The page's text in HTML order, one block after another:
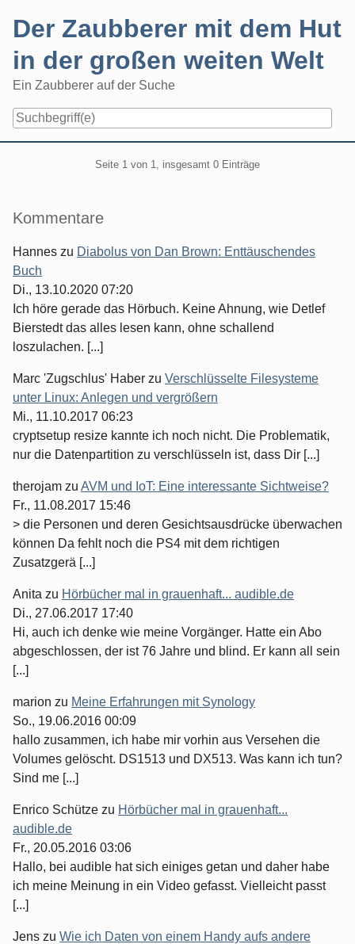
Der Zaubberer mit dem Hut
in der großen weiten Welt
Ein Zaubberer auf der Suche
Seite 1 von 1, insgesamt 0 Einträge
Seitenleiste
Kommentare
Hannes zu Diabolus von Dan Brown: Enttäuschendes
Buch
Di., 13.10.2020 07:20
Ich höre gerade das Hörbuch. Keine Ahnung, wie Detlef
Bierstedt das alles lesen kann, ohne schallend
loszulachen. [...]
Marc 'Zugschlus' Haber zu Verschlüsselte Filesysteme
unter Linux: Anlegen und vergrößern
Mi., 11.10.2017 06:23
cryptsetup resize kannte ich noch nicht. Die Problematik,
nur die Datenpartition zu verschlüsseln ist, dass Dir [...]
therojam zu AVM und IoT: Eine interessante Sichtweise?
Fr., 11.08.2017 15:46
> die Personen und deren Gesichtsausdrücke überwachen
können Da fehlt noch die PS4 mit dem richtigen
Zusatzgerä [...]
Anita zu Hörbücher mal in grauenhaft... audible.de
Di., 27.06.2017 17:40
Hi, auch ich denke wie meine Vorgänger. Hatte ein Abo
abgeschlossen, der ist 76 Jahre und blind. Er kann all sein
[...]
marion zu Meine Erfahrungen mit Synology
So., 19.06.2016 00:09
hallo zusammen, ich habe mir vorhin aus Versehen die
Volumes gelöscht. DS1513 und DX513. Was kann ich tun?
Sind me [...]
Enrico Schütze zu Hörbücher mal in grauenhaft...
audible.de
Fr., 20.05.2016 03:06
Hallo, bei audible hat sich einiges getan und daher habe
ich meine Meinung in ein Video gefasst. Vielleicht passt
[...]
Jens zu Wie ich Daten von einem Handy aufs andere